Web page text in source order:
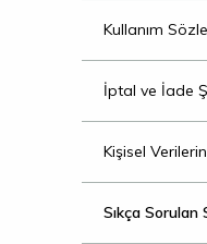
Kullanım
İptal ve İade
Kişisel
Sıkça Sorulan